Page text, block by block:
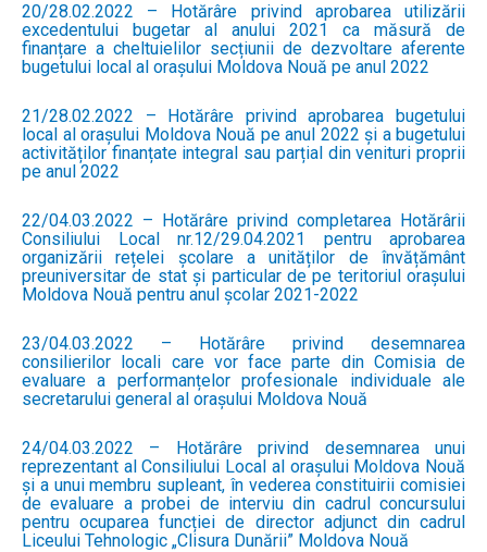
20/28.02.2022 – Hotărâre privind aprobarea utilizării
excedentului bugetar al anului 2021 ca măsură de
finanțare a cheltuielilor secțiunii de dezvoltare aferente
bugetului local al orașului Moldova Nouă pe anul 2022
21/28.02.2022 – Hotărâre privind aprobarea bugetului
local al orașului Moldova Nouă pe anul 2022 și a bugetului
activităților finanțate integral sau parțial din venituri proprii
pe anul 2022
22/04.03.2022 – Hotărâre privind completarea Hotărârii
Consiliului Local nr.12/29.04.2021 pentru aprobarea
organizării rețelei școlare a unităților de învățământ
preuniversitar de stat și particular de pe teritoriul orașului
Moldova Nouă pentru anul școlar 2021-2022
23/04.03.2022 – Hotărâre privind desemnarea
consilierilor locali care vor face parte din Comisia de
evaluare a performanțelor profesionale individuale ale
secretarului general al orașului Moldova Nouă
24/04.03.2022 – Hotărâre privind desemnarea unui
reprezentant al Consiliului Local al orașului Moldova Nouă
și a unui membru supleant, în vederea constituirii comisiei
de evaluare a probei de interviu din cadrul concursului
pentru ocuparea funcției de director adjunct din cadrul
Liceului Tehnologic „Clisura Dunării” Moldova Nouă